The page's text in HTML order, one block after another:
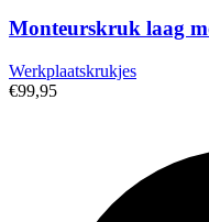
Monteurskruk laag
Werkplaatskrukjes
€99,95